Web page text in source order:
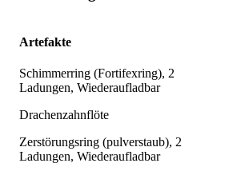
Artefakte
Schimmerring (Fortifexring), 2
Ladungen, Wiederaufladbar
Drachenzahnflöte
Zerstörungsring (pulverstaub), 2
Ladungen, Wiederaufladbar